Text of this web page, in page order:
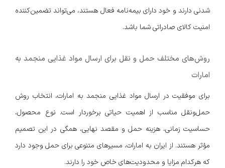
شدنی دارند و خود دارای بیمه‌نامه فعال هستند، می‌تواند تضمین‌کننده
امنیت کالای صادراتی شما باشد.
روش‌های مختلف حمل و نقل برای ارسال مواد غذایی منجمد به
امارات
برای موفقیت در ارسال مواد غذایی منجمد به امارات، انتخاب روش
حمل‌ونقل مناسب از اهمیت حیاتی برخوردار است. نوع محصول،
حساسیت زمانی، هزینه حمل و مقصد نهایی، همگی در این تصمیم
مؤثر هستند. از ایران به امارات، مسیرهای متنوعی برای حمل وجود دارد
که هرکدام مزایا و محدودیت‌های خاص خود را دارند.